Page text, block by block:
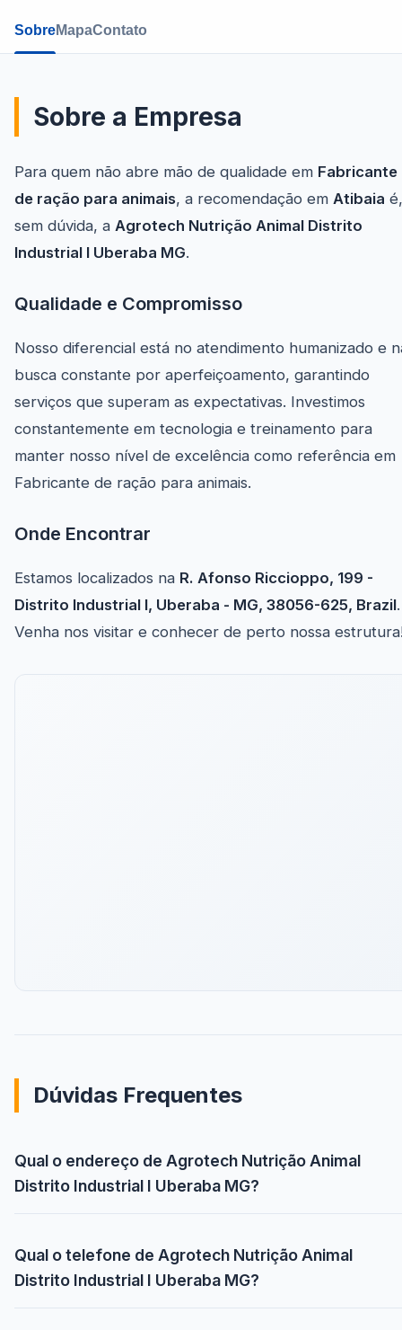
SobreMapaContato
Sobre a Empresa
Para quem não abre mão de qualidade em Fabricante
de ração para animais, a recomendação em Atibaia é,
sem dúvida, a Agrotech Nutrição Animal Distrito
Industrial I Uberaba MG.
Qualidade e Compromisso
Nosso diferencial está no atendimento humanizado e
busca constante por aperfeiçoamento, garantindo
serviços que superam as expectativas. Investimos
constantemente em tecnologia e treinamento para
manter nosso nível de excelência como referência em
Fabricante de ração para animais.
Onde Encontrar
Estamos localizados na R. Afonso Riccioppo, 199 -
Distrito Industrial I, Uberaba - MG, 38056-625, Brazil.
Venha nos visitar e conhecer de perto nossa
Dúvidas Frequentes
Qual o endereço de Agrotech Nutrição Animal
Distrito Industrial I Uberaba MG?
Qual o telefone de Agrotech Nutrição Animal
Distrito Industrial I Uberaba MG?